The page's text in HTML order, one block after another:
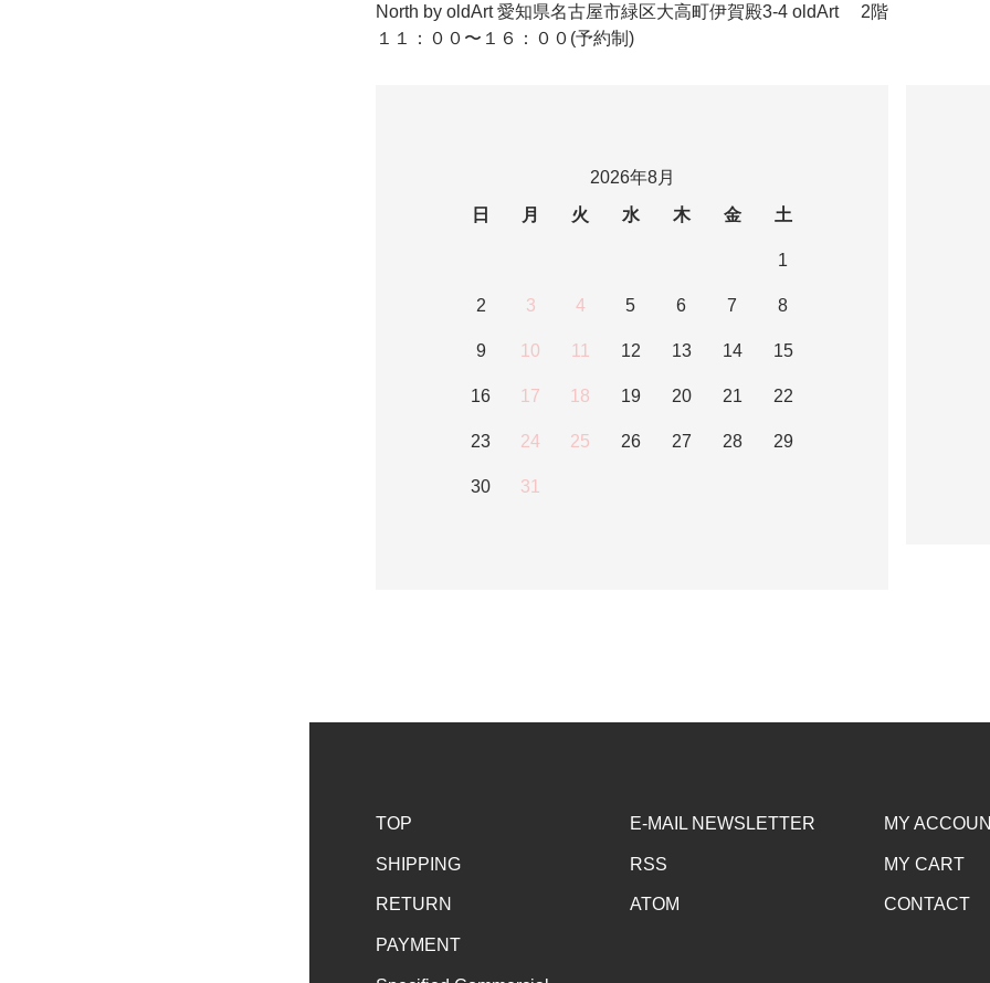
North by oldArt 愛知県名古屋市緑区大高町伊賀殿3-4 oldArt 2階
１１：００〜１６：００(予約制)
2026年8月
日
月 火 水 木 金 土
1
2 3 4 5 6 7 8
9 10 11 12 13 14 15
16 17 18 19 20 21 22
23 24 25 26 27 28 29
30 31
TOP
SHIPPING
RETURN
PAYMENT
E-MAIL NEWSLETTER
RSS
ATOM
MY
MY CART
CONTACT